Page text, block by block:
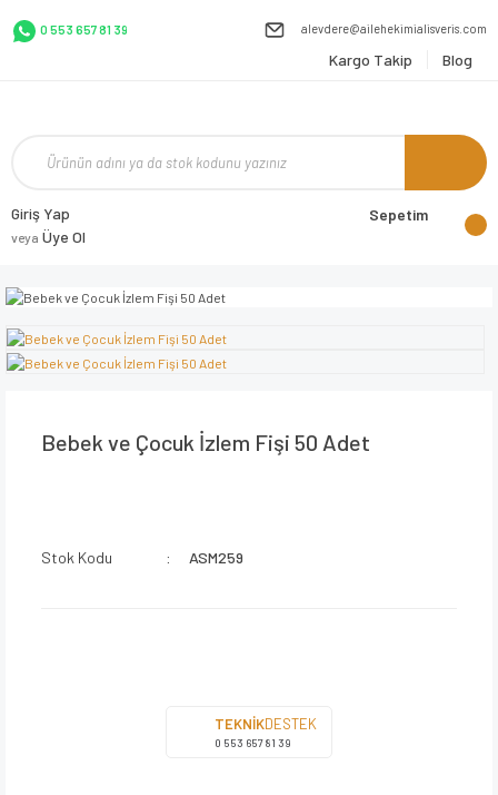
0 553 657 81 39 alevdere@ailehekimialisveris.com
Kargo Takip Blog
Giriş Yap
veya Üye Ol
Sepetim
Bebek ve Çocuk İzlem Fişi 50 Adet
Stok Kodu ASM259
TEKNİKDESTEK
0 553 657 81 39